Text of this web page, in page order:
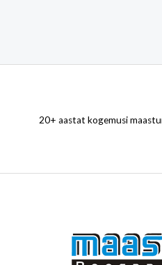
20+ aastat kogemusi